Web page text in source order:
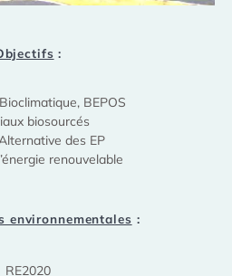
:
BEPOS
biosourcés
des EP
renouvelable
environnementales :
RE2020